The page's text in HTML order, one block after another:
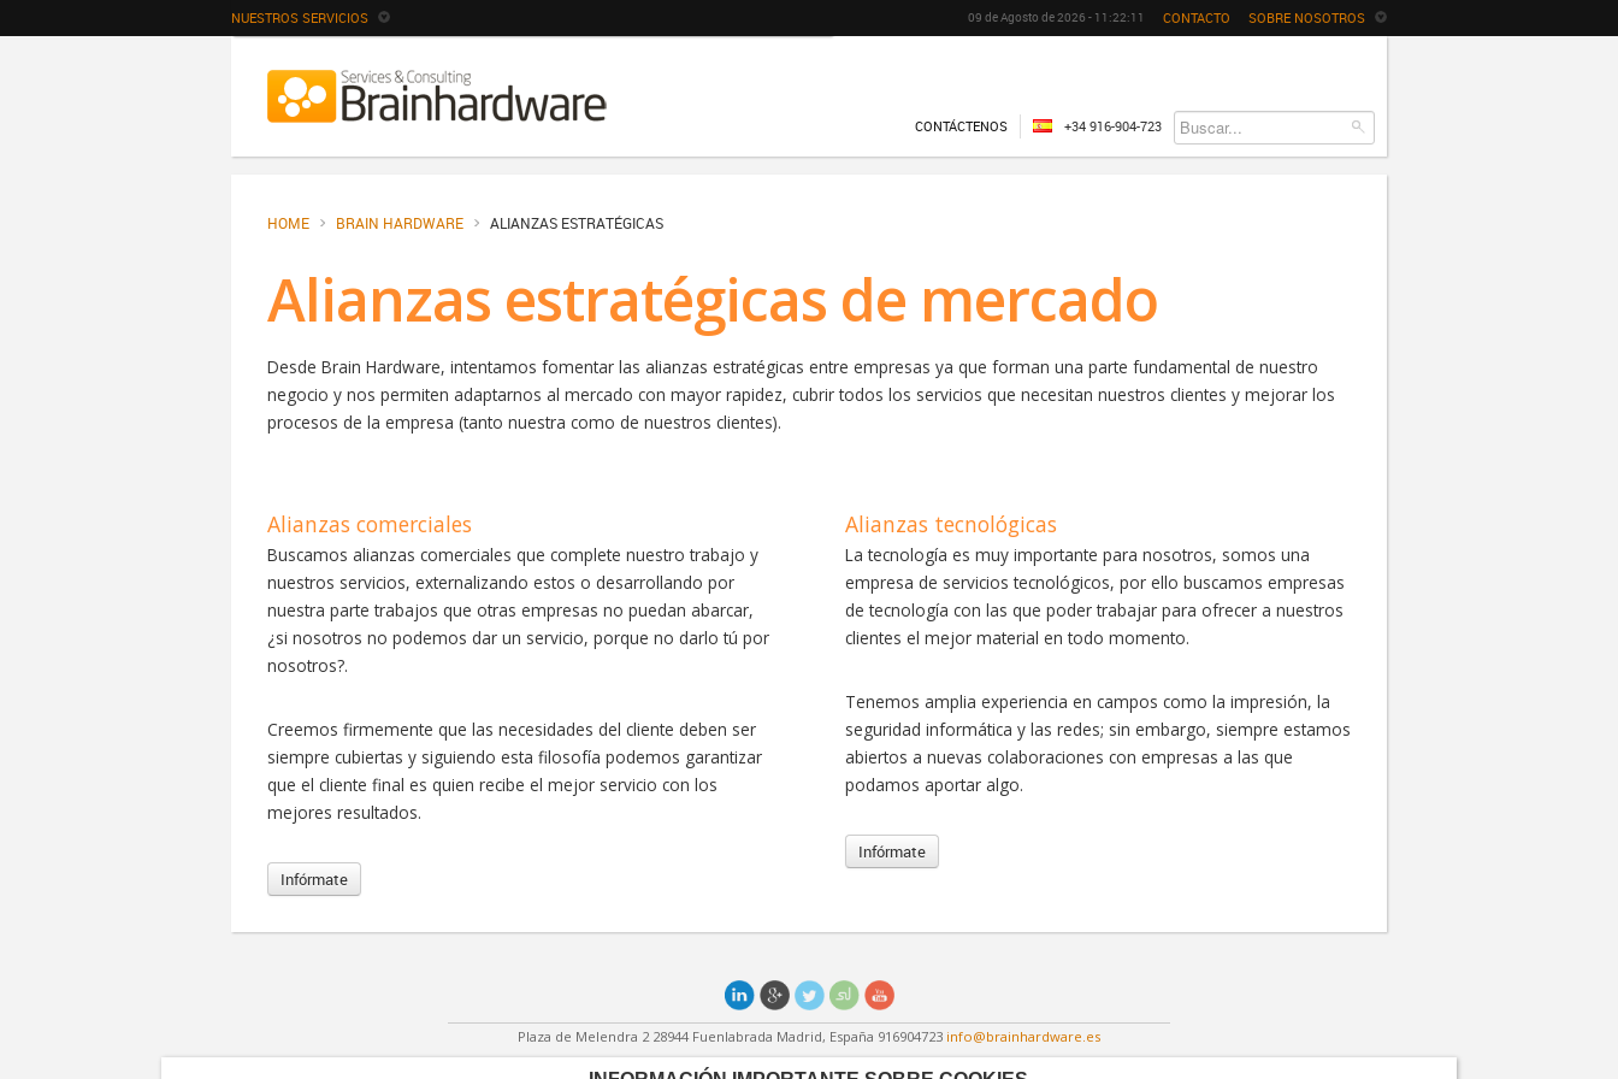
NUESTROS SERVICIOS SOBRE NOSOTROS
CONTACTO
09 de Agosto de 2026 - 11 :22:11
+34 916-904-723
CONTÁCTENOS
HOME BRAIN HARDWARE ALIANZAS ESTRATÉGICAS
Alianzas estratégicas de mercado
Desde Brain Hardware, intentamos fomentar las alianzas estratégicas entre empresas ya que forman una parte fundamental de nuestro
negocio y nos permiten adaptarnos al mercado con mayor rapidez, cubrir todos los servicios que necesitan nuestros clientes y mejorar los
procesos de la empresa (tanto nuestra como de nuestros clientes).
Alianzas comerciales
Buscamos alianzas comerciales que complete nuestro trabajo y
nuestros servicios, externalizando estos o desarrollando por
nuestra parte trabajos que otras empresas no puedan abarcar,
¿si nosotros no podemos dar un servicio, porque no darlo tú por
nosotros?.
Creemos firmemente que las necesidades del cliente deben ser
siempre cubiertas y siguiendo esta filosofía podemos garantizar
que el cliente final es quien recibe el mejor servicio con los
mejores resultados.
Infórmate
Alianzas tecnológicas
La tecnología es muy importante para nosotros, somos una
empresa de servicios tecnológicos, por ello buscamos empresas
de tecnología con las que poder trabajar para ofrecer a nuestros
clientes el mejor material en todo momento.
Tenemos amplia experiencia en campos como la impresión, la
seguridad informática y las redes; sin embargo, siempre estamos
abiertos a nuevas colaboraciones con empresas a las que
podamos aportar algo.
Infórmate
Plaza de Melendra 2 28944 Fuenlabrada Madrid, España 916904723 info@brainhardware.es
Brain ©Brain Hardware S.L.(2013), todos los derechos reservados.